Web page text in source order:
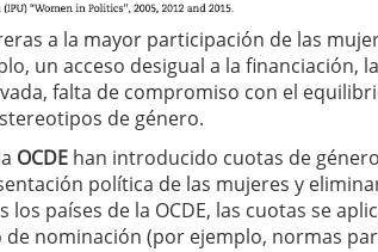
a la mayor participación de las
un acceso desigual a la financiación,
falta de compromiso con el
de género.
OCDE han introducido cuotas de
política de las mujeres y
los países de la OCDE, las cuotas se
nominación (por ejemplo, normas